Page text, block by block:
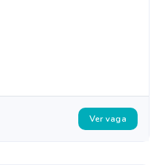
Ver vaga